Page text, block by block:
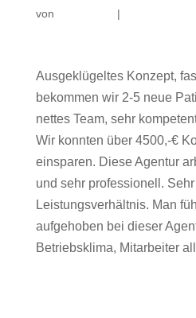
von |
Ausgeklügeltes Konzept,
bekommen wir 2-5 neue
nettes Team, sehr
Wir konnten über 4500,-€
einsparen. Diese Agentur
und sehr professionell.
Leistungsverhältnis. Man
aufgehoben bei dieser
Betriebsklima, Mitarbeiter